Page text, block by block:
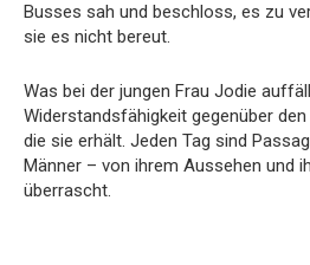
Busses sah und beschloss, es zu
sie es nicht bereut.
Was bei der jungen Frau Jodie
Widerstandsfähigkeit gegenüber
die sie erhält. Jeden Tag sind
Männer – von ihrem Aussehen und
überrascht.